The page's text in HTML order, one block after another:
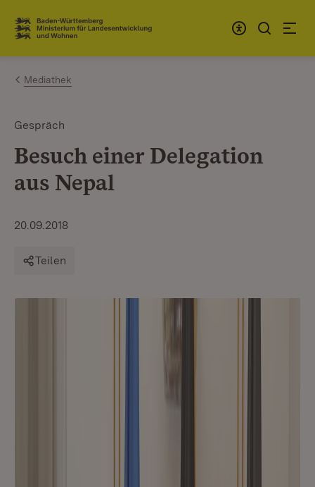
Zum Inhalt springen
Link zur Startseite
Mediathek
Gespräch
Besuch einer Delegation
aus Nepal
20.09.2018
Teilen